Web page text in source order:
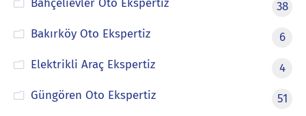
Bahçelievler Oto Ekspertiz
38
Bakırköy Oto Ekspertiz
6
Elektrikli Araç Ekspertiz
4
Güngören Oto Ekspertiz
51